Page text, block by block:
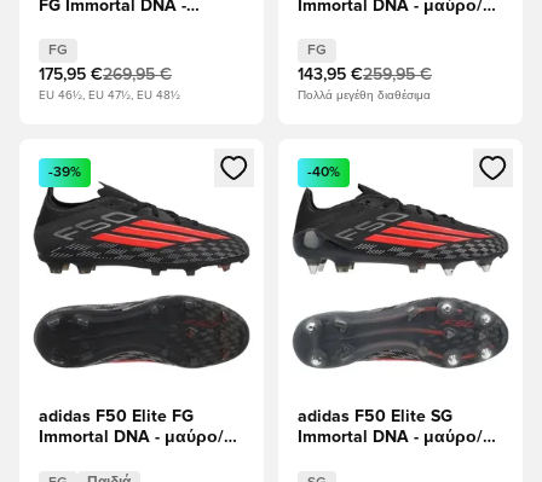
FG Immortal DNA -
FG
175,95 €269,95 €
EU 46½, EU 47½, EU 48½
Immortal DNA - μαύρο/
FG
143,95 €259,95 €
Πολλά μεγέθη διαθέσιμα
Ανοίγει ένα Modal για να συνδεθείτε ή να εγγραφείτε ως
-39%
adidas F50 Elite FG
Immortal DNA - μαύρο/
Ανοίγει ένα Modal για να
-40%
adidas F50 Elite SG
Immortal DNA - μαύρο/